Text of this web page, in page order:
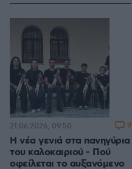
Η νέα γενιά στα πανηγύρια
του καλοκαιριού - Πού
οφείλεται το αυξανόμενο
21.06.2026, 09:50 9